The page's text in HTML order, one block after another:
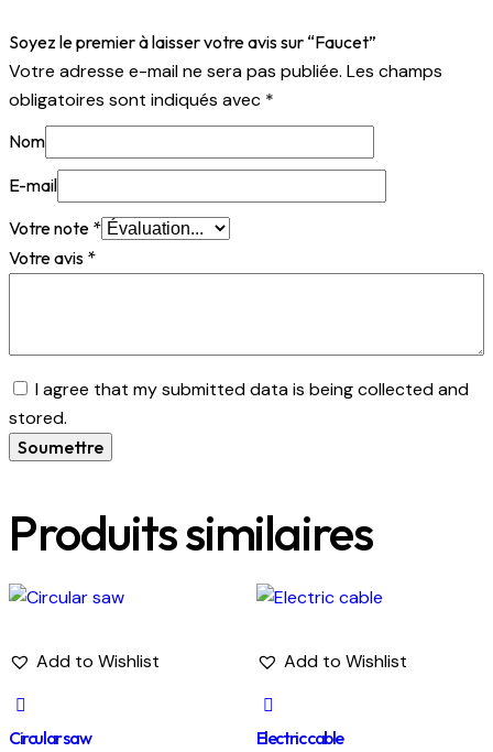
Soyez le premier à laisser votre avis sur “Faucet”
Votre adresse e-mail ne sera pas publiée. Les champs
obligatoires sont indiqués avec *
Nom
E-mail
Votre note *
Votre avis *
I agree that my submitted data is being collected and
stored.
Produits similaires
Add to Wishlist
Circular saw
Add to Wishlist
Electric cable